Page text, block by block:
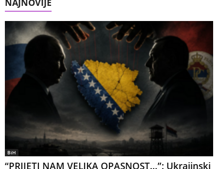
NAJNOVIJE
BiH
“PRIJETI NAM VELIKA OPASNOST…”: Ukrajinski